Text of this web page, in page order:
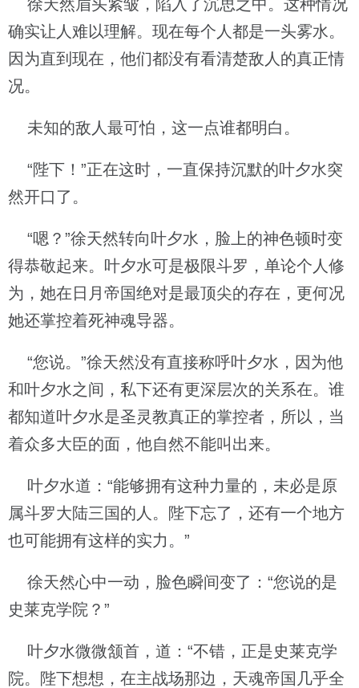
徐天然眉头紧皱，陷入了沉思之中。这种情况
确实让人难以理解。现在每个人都是一头雾水。
因为直到现在，他们都没有看清楚敌人的真正情
况。
未知的敌人最可怕，这一点谁都明白。
“陛下！”正在这时，一直保持沉默的叶夕水突
然开口了。
“嗯？”徐天然转向叶夕水，脸上的神色顿时变
得恭敬起来。叶夕水可是极限斗罗，单论个人修
为，她在日月帝国绝对是最顶尖的存在，更何况
她还掌控着死神魂导器。
“您说。”徐天然没有直接称呼叶夕水，因为他
和叶夕水之间，私下还有更深层次的关系在。谁
都知道叶夕水是圣灵教真正的掌控者，所以，当
着众多大臣的面，他自然不能叫出来。
叶夕水道：“能够拥有这种力量的，未必是原
属斗罗大陆三国的人。陛下忘了，还有一个地方
也可能拥有这样的实力。”
徐天然心中一动，脸色瞬间变了：“您说的是
史莱克学院？”
叶夕水微微颔首，道：“不错，正是史莱克学
院。陛下想想，在主战场那边，天魂帝国几乎全